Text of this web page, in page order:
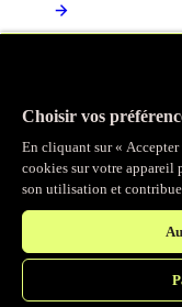
sur des normes
produits Fastly
Accélérez vos
Choisir vos
En cliquant sur « Accepter
cookies sur votre appareil
son utilisation et